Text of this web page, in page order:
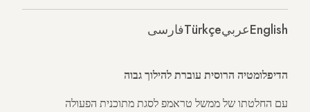
EnglishعربيTürkçeفارسی
הדיפלומטיה הרוסית עוברת להילוך גבוה
עם החלטתו של ממשל טראמפ לסגת מתוכנית הפעולה